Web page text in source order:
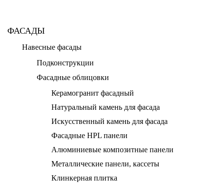
ФАСАДЫ
Навесные фасады
Подконструкции
Фасадные облицовки
Керамогранит фасадный
Натуральный камень для фасада
Искусственный камень для фасада
Фасадные HPL панели
Алюминиевые композитные панели
Металлические панели, кассеты
Клинкерная плитка